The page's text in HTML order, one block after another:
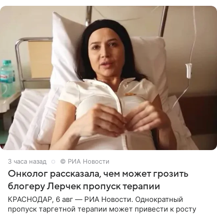
3 часа назад © РИА Новости
Онколог рассказала, чем может грозить
блогеру Лерчек пропуск терапии
КРАСНОДАР, 6 авг — РИА Новости. Однократный
пропуск таргетной терапии может привести к росту